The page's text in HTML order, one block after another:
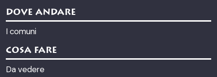
DOVE ANDARE
I comuni
COSA FARE
Da vedere